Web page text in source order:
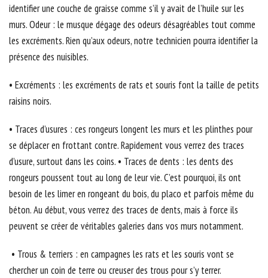
identifier une couche de graisse comme s’il y avait de l’huile sur les
murs. Odeur : le musque dégage des odeurs désagréables tout comme
les excréments. Rien qu’aux odeurs, notre technicien pourra identifier la
présence des nuisibles.
• Excréments : les excréments de rats et souris font la taille de petits
raisins noirs.
• Traces d’usures : ces rongeurs longent les murs et les plinthes pour
se déplacer en frottant contre. Rapidement vous verrez des traces
d’usure, surtout dans les coins. • Traces de dents : les dents des
rongeurs poussent tout au long de leur vie. C’est pourquoi, ils ont
besoin de les limer en rongeant du bois, du placo et parfois même du
béton. Au début, vous verrez des traces de dents, mais à force ils
peuvent se créer de véritables galeries dans vos murs notamment.
• Trous & terriers : en campagnes les rats et les souris vont se
chercher un coin de terre ou creuser des trous pour s’y terrer.